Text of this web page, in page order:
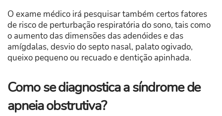
O exame médico irá pesquisar também certos fatores
de risco de perturbação respiratória do sono, tais como
o aumento das dimensões das adenóides e das
amígdalas, desvio do septo nasal, palato ogivado,
queixo pequeno ou recuado e dentição apinhada.
Como se diagnostica a síndrome de
apneia obstrutiva?